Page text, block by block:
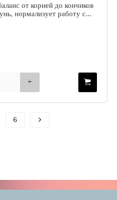
от корней до кончиков
нормализует работу с...
6